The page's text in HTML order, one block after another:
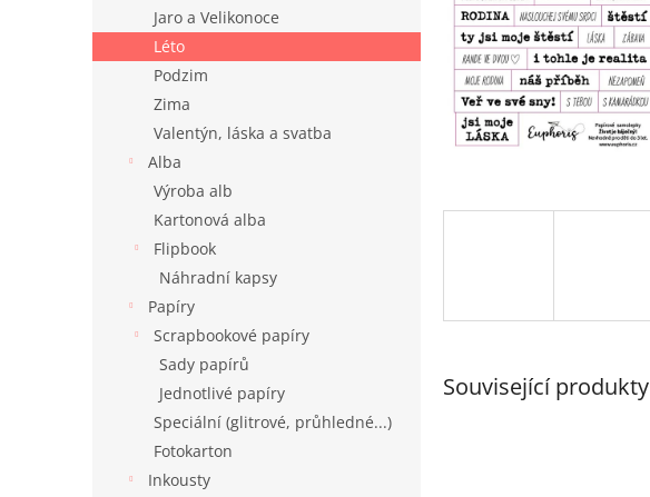
e
l
Jaro a Velikonoce
Léto
Podzim
Zima
Valentýn, láska a svatba
Alba
Výroba alb
Kartonová alba
Flipbook
Náhradní kapsy
Papíry
Scrapbookové papíry
Sady papírů
Jednotlivé papíry
Speciální (glitrové, průhledné...)
Fotokarton
Inkousty
Související produkty